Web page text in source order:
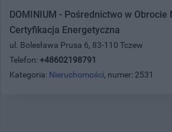
DOMINIUM - Pośrednictwo w
Certyfikacja Energetyczna
ul. Bolesława Prusa 6, 83-110 Tczew
Telefon: +48602198791
Kategoria: Nieruchomości, numer: 2531